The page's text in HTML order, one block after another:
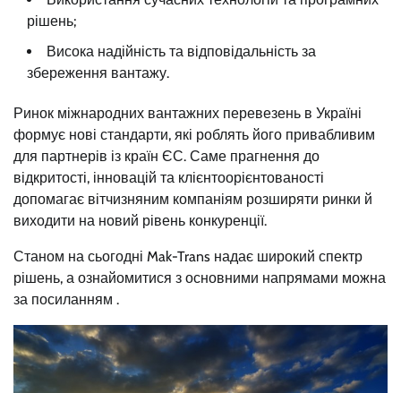
рішень;
Висока надійність та відповідальність за
збереження вантажу.
Ринок міжнародних вантажних перевезень в Україні
формує нові стандарти, які роблять його привабливим
для партнерів із країн ЄС. Саме прагнення до
відкритості, інновацій та клієнтоорієнтованості
допомагає вітчизняним компаніям розширяти ринки й
виходити на новий рівень конкуренції.
Станом на сьогодні Mak-Trans надає широкий спектр
рішень, а ознайомитися з основними напрямами можна
за посиланням .